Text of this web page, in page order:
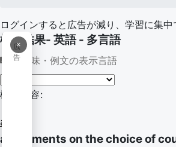
ログインすると広告が減り、学習に集中
×
広
告
検索結果- 英語 - 多言語
意味・例文の表示言語
検索内容:
agree
agreements on the choice of